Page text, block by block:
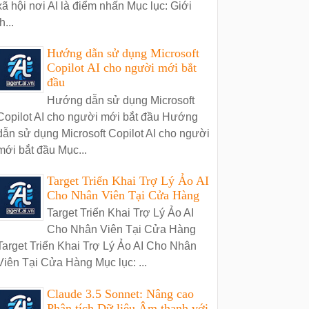
hội nơi AI là điểm nhấn Mục lục: Giới
Hướng dẫn sử dụng Microsoft
Copilot AI cho người mới bắt
đầu
Hướng dẫn sử dụng Microsoft
AI cho người mới bắt đầu Hướng
sử dụng Microsoft Copilot AI cho người
bắt đầu Mục...
Target Triển Khai Trợ Lý Ảo AI
Cho Nhân Viên Tại Cửa Hàng
Target Triển Khai Trợ Lý Ảo AI
Cho Nhân Viên Tại Cửa Hàng
Triển Khai Trợ Lý Ảo AI Cho Nhân
Tại Cửa Hàng Mục lục: ...
Claude 3.5 Sonnet: Nâng cao